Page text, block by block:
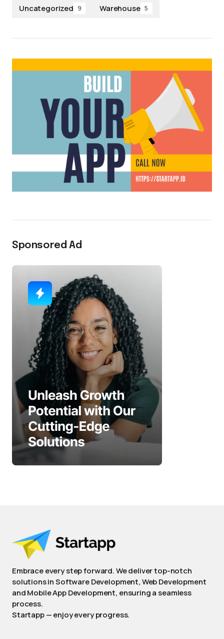
Uncategorized 9 Warehouse 5
Sponsored Ad
Embrace every step forward. We deliver top-notch
solutions in Software Development, Web Development
and Mobile App Development, ensuring a seamless
process.
Startapp — enjoy every progress.